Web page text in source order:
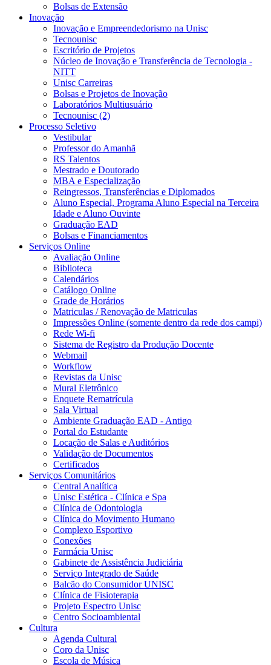
Bolsas de Extensão
Inovação
Inovação e Empreendedorismo na Unisc
Tecnounisc
Escritório de Projetos
Núcleo de Inovação e Transferência de Tecnologia -
NITT
Unisc Carreiras
Bolsas e Projetos de Inovação
Laboratórios Multiusuário
Tecnounisc (2)
Processo Seletivo
Vestibular
Professor do Amanhã
RS Talentos
Mestrado e Doutorado
MBA e Especialização
Reingressos, Transferências e Diplomados
Aluno Especial, Programa Aluno Especial na Terceira
Idade e Aluno Ouvinte
Graduação EAD
Bolsas e Financiamentos
Serviços Online
Avaliação Online
Biblioteca
Calendários
Catálogo Online
Grade de Horários
Matriculas / Renovação de Matriculas
Impressões Online (somente dentro da rede dos campi)
Rede Wi-fi
Sistema de Registro da Produção Docente
Webmail
Workflow
Revistas da Unisc
Mural Eletrônico
Enquete Rematrícula
Sala Virtual
Ambiente Graduação EAD - Antigo
Portal do Estudante
Locação de Salas e Auditórios
Validação de Documentos
Certificados
Serviços Comunitários
Central Analítica
Unisc Estética - Clínica e Spa
Clínica de Odontologia
Clínica do Movimento Humano
Complexo Esportivo
Conexões
Farmácia Unisc
Gabinete de Assistência Judiciária
Serviço Integrado de Saúde
Balcão do Consumidor UNISC
Clínica de Fisioterapia
Projeto Espectro Unisc
Centro Socioambiental
Cultura
Agenda Cultural
Coro da Unisc
Escola de Música